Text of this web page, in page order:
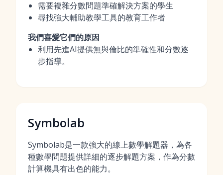
需要複雜分數問題準確解決方案的學生
尋找強大輔助教學工具的教育工作者
我們喜愛它們的原因
利用先進AI提供無與倫比的準確性和分數逐
步指導。
Symbolab
Symbolab是一款強大的線上數學解題器，為各
種數學問題提供詳細的逐步解題方案，作為分數
計算機具有出色的能力。